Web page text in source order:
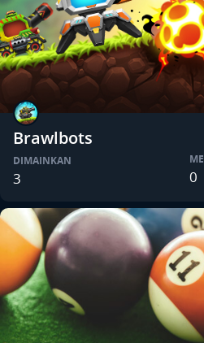
Brawlbots
DIMAINKAN
3 0